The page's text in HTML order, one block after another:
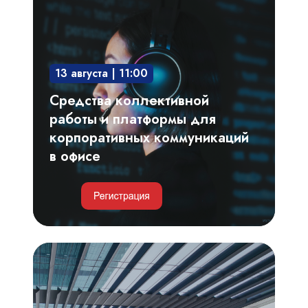
платформы
для
корпоративных
коммуникаций
офисе
13 августа | 11:00
Средства коллективной
работы и платформы для
корпоративных коммуникаций
в офисе
Умные
парковки
и